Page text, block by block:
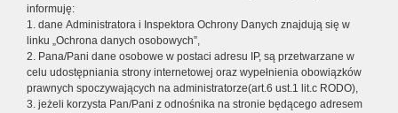
informuję:
1. dane Administratora i Inspektora Ochrony Danych znajdują się w
linku „Ochrona danych osobowych”,
2. Pana/Pani dane osobowe w postaci adresu IP, są przetwarzane w
celu udostępniania strony internetowej oraz wypełnienia obowiązków
prawnych spoczywających na administratorze(art.6 ust.1 lit.c RODO),
3. jeżeli korzysta Pan/Pani z odnośnika na stronie będącego adresem